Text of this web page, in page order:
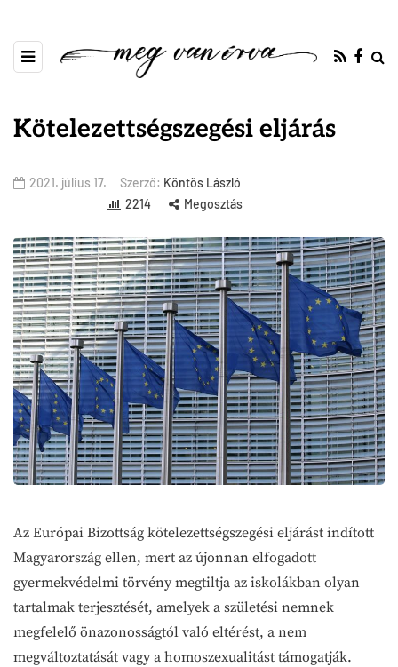
Kötelezettségszegési eljárás
2021. július 17. Szerző: Köntös László
2214
Megosztás
Az Európai Bizottság kötelezettségszegési eljárást indított
Magyarország ellen, mert az újonnan elfogadott
gyermekvédelmi törvény megtiltja az iskolákban olyan
tartalmak terjesztését, amelyek a születési nemnek
megfelelő önazonosságtól való eltérést, a nem
megváltoztatását vagy a homoszexualitást támogatják.